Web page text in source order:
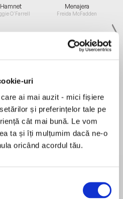
uri
ai mai auzit - mici fișiere
și preferințelor tale pe
cât mai bună. Le vom
ta și îți mulțumim dacă ne-o
oricând acordul tău.
Hamnet
O'Farrell
se îmbracă de
la...
Weisberger
Menajera
Freida McFadden
Migdală
Sohn Won-pyung
fericiți până la adânci
cea) pe care îl (o)